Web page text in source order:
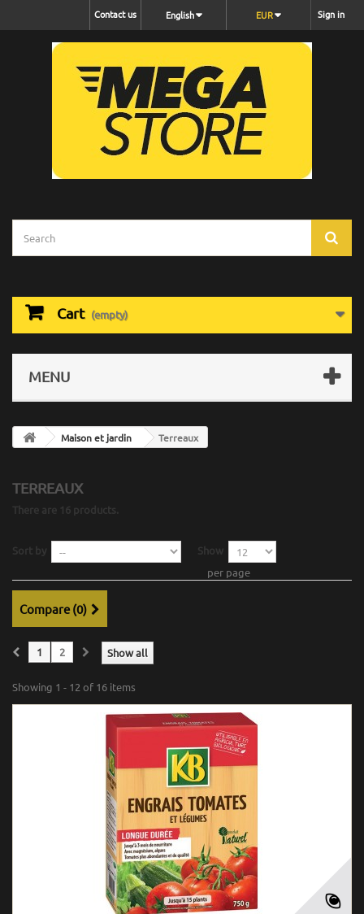
Sign in
EUR
English
Contact us
Cart (empty)
MENU
Maison et jardin Terreaux
TERREAUX
There are 16 products.
Sort by
Show
per page
Compare (0)
Show all
1 2
Showing 1 - 12 of 16 items